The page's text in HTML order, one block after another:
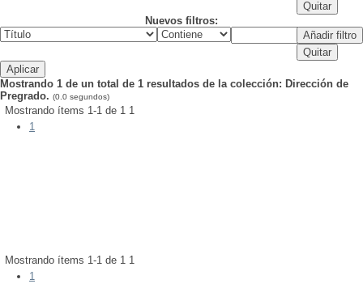
Nuevos filtros:
Mostrando 1 de un total de 1 resultados de la colección: Dirección de
Pregrado. (0.0 segundos)
Mostrando ítems 1-1 de 1 1
1
Mostrando ítems 1-1 de 1 1
1